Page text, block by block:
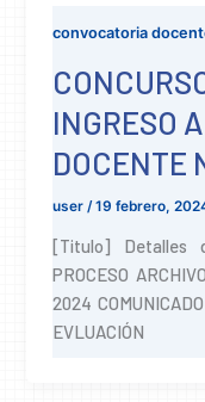
convocatoria
INGRESO
DOCENTE
user /19 febrero,
[Titulo] Detalles
PROCESO
2024
EVLUACIÓN